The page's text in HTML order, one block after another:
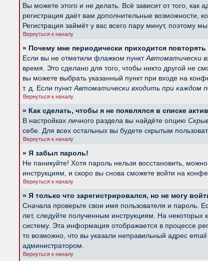
Вы можете этого и не делать. Всё зависит от того,
регистрация даёт вам дополнительные возможности,
Регистрация займёт у вас всего пару минут, поэтому
Вернуться к началу
» Почему мне периодически приходится
Если вы не отметили флажком пунктАвтоматически
время. Это сделано для того, чтобы никто другой не
вы можете выбрать указанный пункт при входе на
т. д. Если пунктАвтоматически входить при каждом
Вернуться к началу
» Как сделать, чтобы я не появлялся в списке
В настройках личного раздела вы найдёте опцию
себе. Для всех остальных вы будете скрытым
Вернуться к началу
» Я забыл пароль!
Не паникуйте! Хотя пароль нельзя восстановить,
инструкциям, и скоро вы снова сможете войти на
Вернуться к началу
» Я только что зарегистрировался, но не могу
Сначала проверьте свои имя пользователя и пароль.
лет, следуйте полученным инструкциям. На
систему. Эта информация отображается в процессе
то возможно, что вы указали неправильный адрес
администратором.
Вернуться к началу